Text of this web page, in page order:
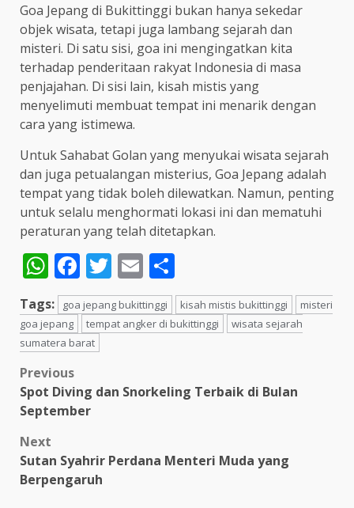
Goa Jepang di Bukittinggi bukan hanya sekedar
objek wisata, tetapi juga lambang sejarah dan
misteri. Di satu sisi, goa ini mengingatkan kita
terhadap penderitaan rakyat Indonesia di masa
penjajahan. Di sisi lain, kisah mistis yang
menyelimuti membuat tempat ini menarik dengan
cara yang istimewa.
Untuk Sahabat Golan yang menyukai wisata sejarah
dan juga petualangan misterius, Goa Jepang adalah
tempat yang tidak boleh dilewatkan. Namun, penting
untuk selalu menghormati lokasi ini dan mematuhi
peraturan yang telah ditetapkan.
WhatsApp
Facebook
Twitter
Email
Tags: goa jepang bukittinggi kisah mistis bukittinggi
misteri
goa jepang
tempat angker di bukittinggi
wisata sejarah
sumatera barat
Post
navigation
Previous
Spot Diving dan Snorkeling Terbaik di Bulan
September
Next
Sutan Syahrir Perdana Menteri Muda yang
Berpengaruh